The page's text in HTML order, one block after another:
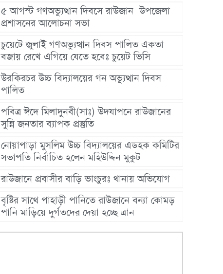
৫ আগস্ট গণঅভ্যুত্থান দিবসে রাউজান উপজেলা
প্রশাসনের আলোচনা সভা
চুয়েটে জুলাই গণঅভ্যুত্থান দিবস পালিত একতা
বজায় রেখে এগিয়ে যেতে হবেঃ চুয়েট ভিসি
উরকিরচর উচ্চ বিদ্যালয়ের গন অভ্যুত্থান দিবস
পালিত
পবিত্র ঈদে মিলাদুনবী(সাঃ) উদযাপনে রাউজানের
সুন্নি জনতার ব্যাপক প্রস্তুতি
নোয়াপাড়া মুসলিম উচ্চ বিদ্যালয়ের এডহক কমিটির
সভাপতি নির্বাচিত হলেন মহিউদ্দিন মুকুট
রাউজানে প্রবাসীর বাড়ি ভাংচুরঃ থানায় অভিযোগ
বৃষ্টির সাথে পাহাড়ী পানিতে রাউজানে বন্যা কোমড়
পানি মাড়িয়ে দুর্গতদের দেয়া হচ্ছে ত্রান